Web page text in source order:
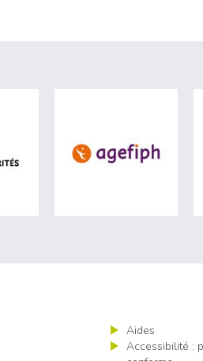
visiter les site de Ministère duvisiter
Aides
Accessibilité :